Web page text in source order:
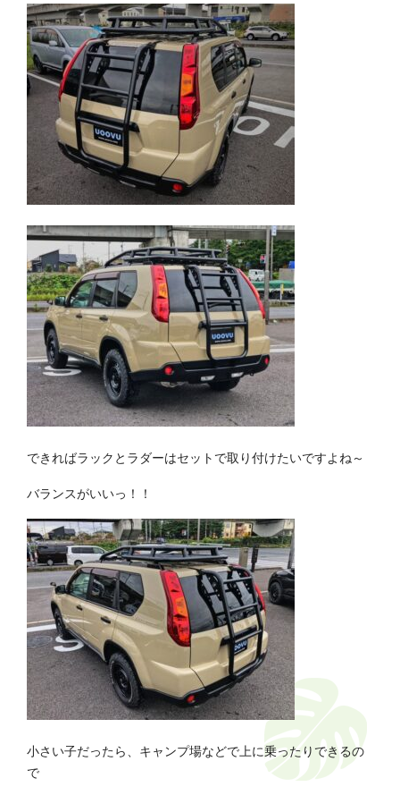
できればラックとラダーはセットで取り付けたいですよね～
バランスがいいっ！！
小さい子だったら、キャンプ場などで上に乗ったりできるの
で